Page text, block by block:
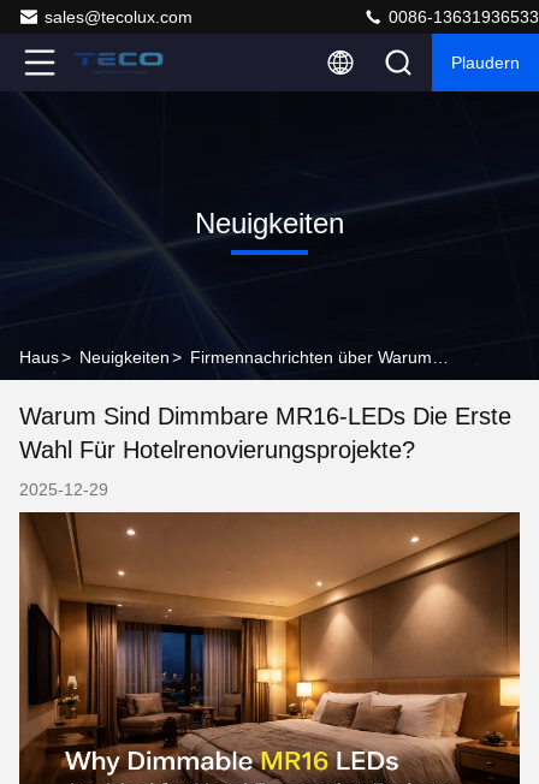
sales@tecolux.com 0086-13631936533
Plaudern
Neuigkeiten
Haus> Neuigkeiten>
Warum Sind Dimmbare MR16-LEDs Die Erste
Wahl Für Hotelrenovierungsprojekte?
2025-12-29